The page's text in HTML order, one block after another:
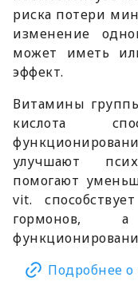
риска потери
изменение
может иметь
эффект.
Витамины
кислота
улучшают
помогают
vit.
гормонов,
Подробнее о